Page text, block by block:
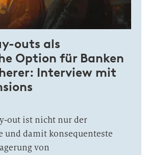
outs als
Option für Banken
Interview mit
out ist nicht nur der
und damit konsequenteste
von